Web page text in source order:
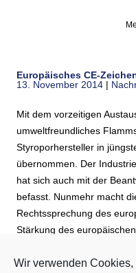
Europäisches CE-
13. November 2014 |
Mit dem vorzeitigen
umweltfreundliches
Styroporhersteller in
übernommen. Der
hat sich auch mit der
befasst. Nunmehr macht
Rechtssprechung des
Stärkung des
Wir verwenden